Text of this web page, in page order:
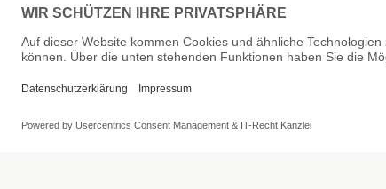
Zahlung & Versand
Cookie-Einstellungen